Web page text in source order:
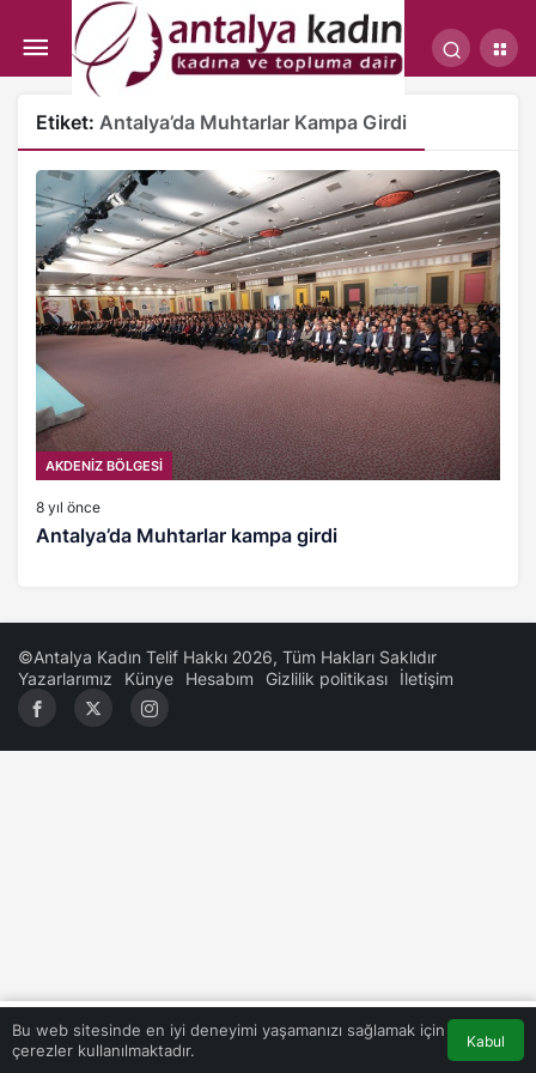
Etiket: Antalya’da Muhtarlar Kampa Girdi
AKDENİZ BÖLGESİ
8 yıl önce
Antalya’da Muhtarlar kampa girdi
Bu web sitesinde en iyi deneyimi yaşamanızı sağlamak için
çerezler kullanılmaktadır.
Kabul
©Antalya Kadın Telif Hakkı 2026, Tüm Hakları Saklıdır
Yazarlarımız
Künye Hesabım Gizlilik politikası İletişim
0